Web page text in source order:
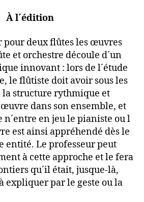
À l´édition
pour deux flûtes les œuvres
et orchestre découle d´un
innovant : lors de l´étude
le flûtiste doit avoir sous les
la structure rythmique et
dans son ensemble, et
n´entre en jeu le pianiste ou l
est ainsi appréhendé dès le
entité. Le professeur peut
à cette approche et le fera
qu´il était, jusque-là,
expliquer par le geste ou la